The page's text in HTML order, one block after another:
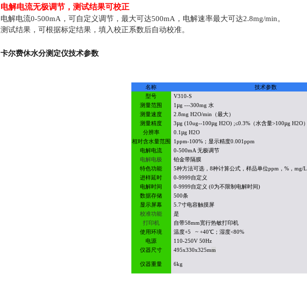
电解电流无极调节，测试结果可校正
电解电流0-500mA ，可自定义调节，最大可达500mA ，电解速率最大可达2.8mg/min。
测试结果，可根据标定结果，填入校正系数后自动校准。
卡尔费休水分测定仪技术参数
名称
技术参数
型号
V310-S
测量范围
1 μg ---300mg 水
测量速度
2.8mg H2O/min （最大）
测量精度
3μg (10ug--100μg H2O) ;≤0.3%（水含量>100μg H2O）
分辨率
0.1 μg H2O
相对含水量范围
1ppm-100%；显示精度0.001ppm
电解电流
0-500mA 无极调节
电解电极
铂金带隔膜
特色功能
5种方法可选， 8种计算公式，样品单位ppm ， %， mg/L
进样延时
0-9999自定义
电解时间
0-9999自定义 (0为不限制电解时间)
数据存储
500条
显示屏幕
5.7寸电容触摸屏
校准功能
是
打印机
自带58mm宽行热敏打印机
使用环境
温度+5 ~ +40℃；湿度<80%
电源
110-250V 50Hz
仪器尺寸
495x330x325mm
仪器重量 6kg